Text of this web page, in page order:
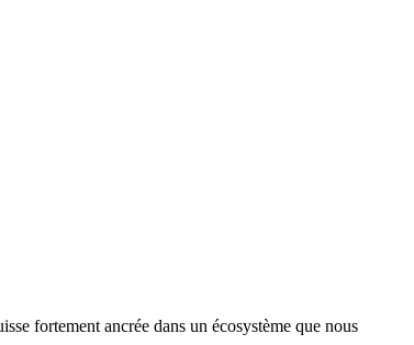
fortement ancrée dans un écosystème que nous